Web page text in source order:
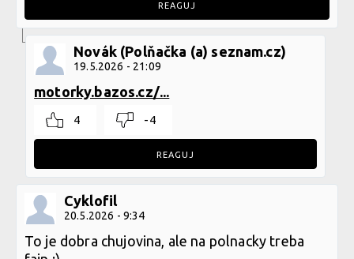
REAGUJ
Novák (Polňačka (a) seznam.cz)
19.5.2026 - 21:09
motorky.bazos.cz/...
4 -4
REAGUJ
Cyklofil
20.5.2026 - 9:34
To je dobra chujovina, ale na polnacky treba